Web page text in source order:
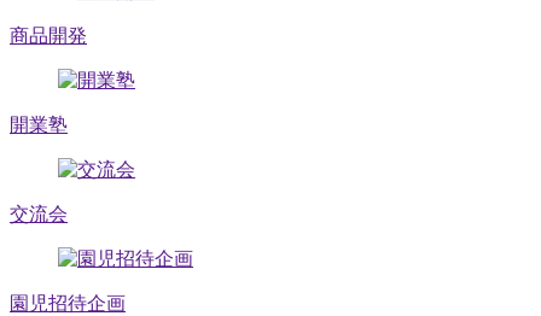
商品開発
開業塾
交流会
園児招待企画